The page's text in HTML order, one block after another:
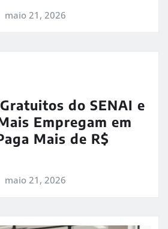
maio 21, 2026
do SENAI e
Empregam em
Mais de R$
maio 21, 2026